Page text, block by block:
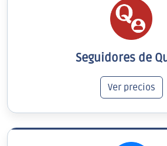
Seguidores de
Ver precios